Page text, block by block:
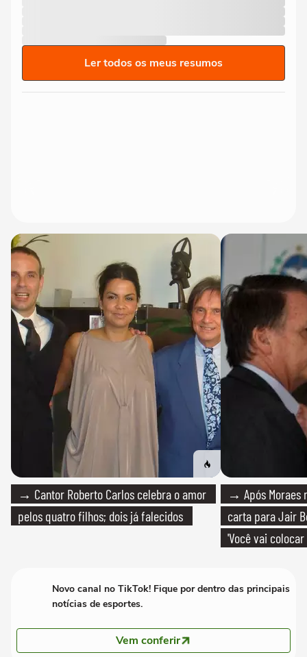
Ler todos os meus resumos
→ Cantor Roberto Carlos celebra o amor
pelos quatro filhos; dois já falecidos
→ Após Moraes
carta para Jair
'Você vai
Novo canal no TikTok! Fique por dentro das principais
notícias de esportes.
Vem conferir